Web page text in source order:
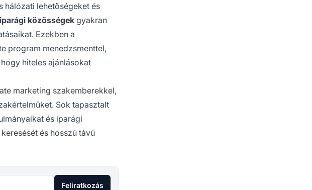
hálózati lehetőségeket és
iparági közösségek gyakran
Ezekben a
program menedzsmenttel,
hiteles ajánlásokat
marketing szakemberekkel,
Sok tapasztalt
és iparági
és hosszú távú
Feliratkozás